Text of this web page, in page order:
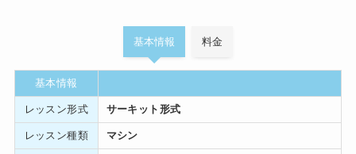
基本情報 料金
基本情報
レッスン形式 サーキット形式
レッスン種類 マシン